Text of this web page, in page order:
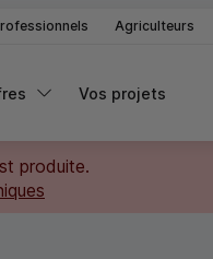
Agriculteurs
Vos projets
produite.